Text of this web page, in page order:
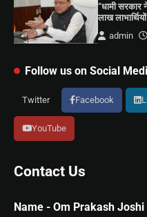
“धामी सरकार
लाख
admin
Follow us on Social
Twitter Facebook
YouTube
Contact Us
Name - Om Prakash Joshi